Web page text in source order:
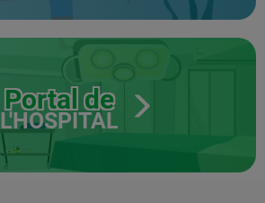
Portal de
L'HOSPITAL